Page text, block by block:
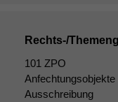
Rechts-/
101 ZPO
Anfechtungsobjekte
Ausschreibung